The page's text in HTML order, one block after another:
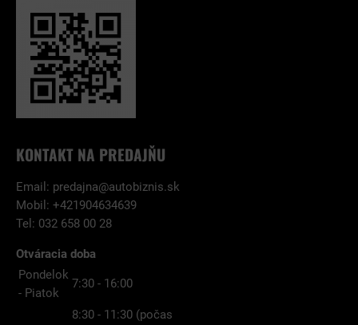
KONTAKT NA PREDAJŇU
Email: predajna@autobiznis.sk
Mobil: +421904634639
Tel: 032 658 00 28
Otváracia doba
Pondelok
- Piatok
7:30 - 16:00
8:30 - 11:30 (počas